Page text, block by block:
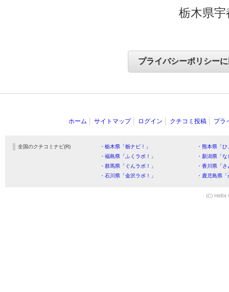
栃木県
ホーム サイトマップ ログイン クチコミ投稿 プラ
全国のクチコミナビ(R) ・栃木県「栃ナビ！」
・熊本県「
・福島県「ふくラボ！」
・新潟県「
・群馬県「ぐんラボ！」
・香川県「
・石川県「金沢ラボ！」
・鹿児島県
(C) HitBit